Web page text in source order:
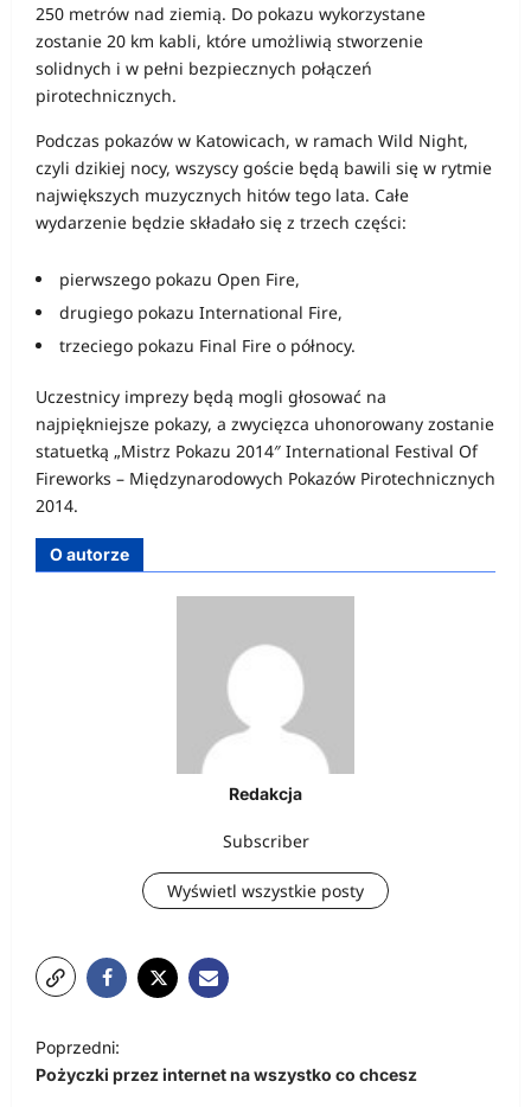
250 metrów nad ziemią. Do pokazu wykorzystane
zostanie 20 km kabli, które umożliwią stworzenie
solidnych i w pełni bezpiecznych połączeń
pirotechnicznych.
Podczas pokazów w Katowicach, w ramach Wild Night,
czyli dzikiej nocy, wszyscy goście będą bawili się w rytmie
największych muzycznych hitów tego lata. Całe
wydarzenie będzie składało się z trzech części:
pierwszego pokazu Open Fire,
drugiego pokazu International Fire,
trzeciego pokazu Final Fire o północy.
Uczestnicy imprezy będą mogli głosować na
najpiękniejsze pokazy, a zwycięzca uhonorowany zostanie
statuetką „Mistrz Pokazu 2014″ International Festival Of
Fireworks – Międzynarodowych Pokazów Pirotechnicznych
2014.
O autorze
Redakcja
Subscriber
Wyświetl wszystkie posty
N
a
Poprzedni:
Pożyczki przez internet na wszystko co chcesz